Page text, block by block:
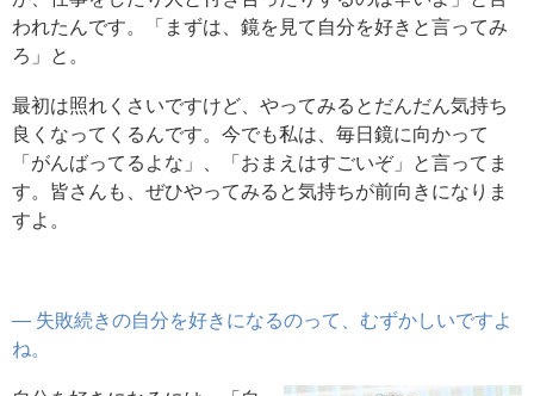
われたんです。「まずは、鏡を見て自分を好きと言ってみ
ろ」と。
最初は照れくさいですけど、やってみるとだんだん気持ち
良くなってくるんです。今でも私は、毎日鏡に向かって
「がんばってるよな」、「おまえはすごいぞ」と言ってま
す。皆さんも、ぜひやってみると気持ちが前向きになりま
すよ。
― 失敗続きの自分を好きになるのって、むずかしいですよ
ね。